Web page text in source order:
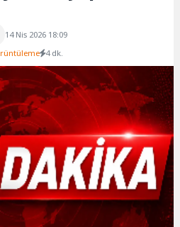
14 Nis 2026 18:09
4 dk.